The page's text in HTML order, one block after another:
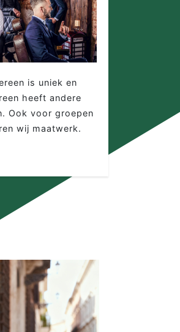
is uniek en
heeft andere
Ook voor groepen
wij maatwerk.